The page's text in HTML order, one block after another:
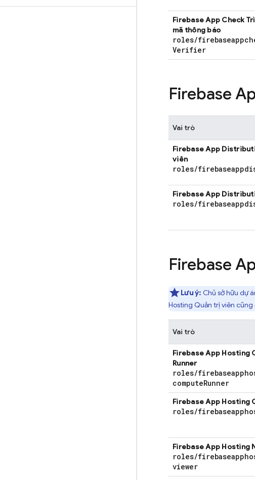
Firebase App Check
mã thông báo
roles/
Verifier
Firebase
Vai trò
Firebase App
viên
roles/
Firebase App
roles/
Firebase
Lưu ý: Chủ sở hữu dự
Hosting Quản trị viên cũng
Vai trò
Firebase App Hosting
Runner
roles/
computeRunner
Firebase App Hosting
roles/
Firebase App Hosting
roles/
viewer